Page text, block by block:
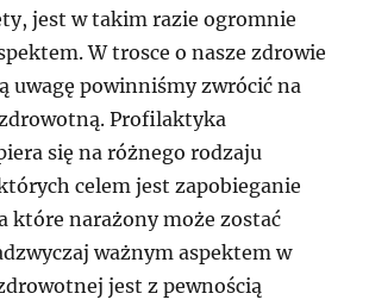
jest w takim razie ogromnie
W trosce o nasze zdrowie
uwagę powinniśmy zwrócić na
Profilaktyka
się na różnego rodzaju
celem jest zapobieganie
które narażony może zostać
ważnym aspektem w
jest z pewnością